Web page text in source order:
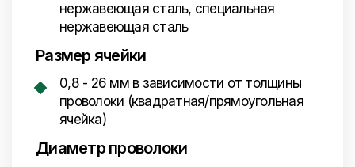
нержавеющая сталь, специальная
нержавеющая сталь
Размер ячейки
0,8 - 26 мм в зависимости от толщины
проволоки (квадратная/прямоугольная
ячейка)
Диаметр проволоки